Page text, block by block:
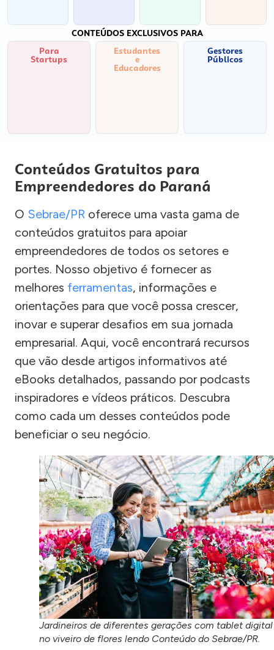
CONTEÚDOS EXCLUSIVOS PARA
Para
Startups
Estudantes
e
Educadores
Gestores
Públicos
Conteúdos Gratuitos para
Empreendedores do Paraná
O Sebrae/PR oferece uma vasta gama de
conteúdos gratuitos para apoiar
empreendedores de todos os setores e
portes. Nosso objetivo é fornecer as
melhores ferramentas, informações e
orientações para que você possa crescer,
inovar e superar desafios em sua jornada
empresarial. Aqui, você encontrará recursos
que vão desde artigos informativos até
eBooks detalhados, passando por podcasts
inspiradores e vídeos práticos. Descubra
como cada um desses conteúdos pode
beneficiar o seu negócio.
Jardineiros de diferentes gerações com tablet digital
no viveiro de flores lendo Conteúdo do Sebrae/PR.